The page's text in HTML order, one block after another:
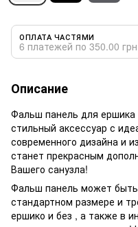
ОПЛАТА ЧАСТЯМИ
6 платежей по 350.00 грн
Описание
Фальш панель для ершика
стильный аксессуар с
современного дизайна и
станет прекрасным
Вашего санузла!
Фальш панель может
стандартном размере и
ершико и без , а также в